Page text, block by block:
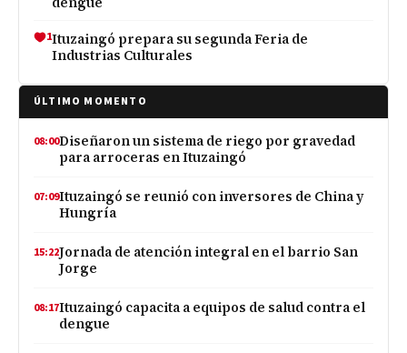
1Ituzaingó prepara su segunda Feria de
Industrias Culturales
ÚLTIMO MOMENTO
08:00Diseñaron un sistema de riego por gravedad
para arroceras en Ituzaingó
07:09Ituzaingó se reunió con inversores de China y
Hungría
15:22Jornada de atención integral en el barrio San
Jorge
08:17Ituzaingó capacita a equipos de salud contra el
dengue